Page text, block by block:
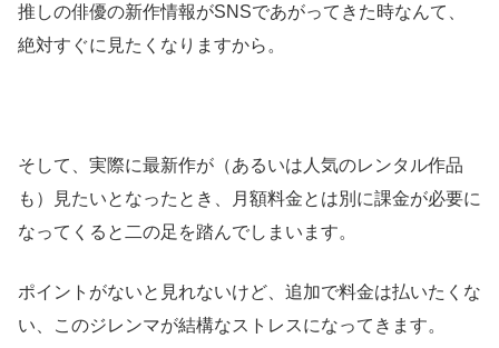
推しの俳優の新作情報がSNSであがってきた時なんて、
絶対すぐに見たくなりますから。
そして、実際に最新作が（あるいは人気のレンタル作品
も）見たいとなったとき、月額料金とは別に課金が必要に
なってくると二の足を踏んでしまいます。
ポイントがないと見れないけど、追加で料金は払いたくな
い、このジレンマが結構なストレスになってきます。